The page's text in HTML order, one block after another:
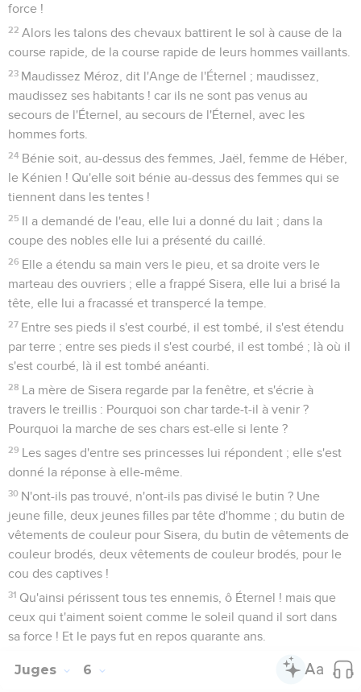
force !
22 Alors les talons des chevaux battirent le sol à cause de la
course rapide, de la course rapide de leurs hommes vaillants.
23 Maudissez Méroz, dit l'Ange de l'Éternel ; maudissez,
maudissez ses habitants ! car ils ne sont pas venus au
secours de l'Éternel, au secours de l'Éternel, avec les
hommes forts.
24 Bénie soit, au-dessus des femmes, Jaël, femme de Héber,
le Kénien ! Qu'elle soit bénie au-dessus des femmes qui se
tiennent dans les tentes !
25 Il a demandé de l'eau, elle lui a donné du lait ; dans la
coupe des nobles elle lui a présenté du caillé.
26 Elle a étendu sa main vers le pieu, et sa droite vers le
marteau des ouvriers ; elle a frappé Sisera, elle lui a brisé la
tête, elle lui a fracassé et transpercé la tempe.
27 Entre ses pieds il s'est courbé, il est tombé, il s'est étendu
par terre ; entre ses pieds il s'est courbé, il est tombé ; là où il
s'est courbé, là il est tombé anéanti.
28 La mère de Sisera regarde par la fenêtre, et s'écrie à
travers le treillis : Pourquoi son char tarde-t-il à venir ?
Pourquoi la marche de ses chars est-elle si lente ?
29 Les sages d'entre ses princesses lui répondent ; elle s'est
donné la réponse à elle-même.
30 N'ont-ils pas trouvé, n'ont-ils pas divisé le butin ? Une
jeune fille, deux jeunes filles par tête d'homme ; du butin de
vêtements de couleur pour Sisera, du butin de vêtements de
couleur brodés, deux vêtements de couleur brodés, pour le
cou des captives !
31 Qu'ainsi périssent tous tes ennemis, ô Éternel ! mais que
ceux qui t'aiment soient comme le soleil quand il sort dans
sa force ! Et le pays fut en repos quarante ans.
Juges 6